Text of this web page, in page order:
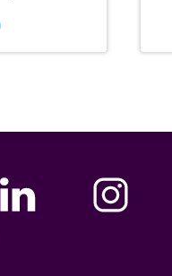
recién
Unidos.